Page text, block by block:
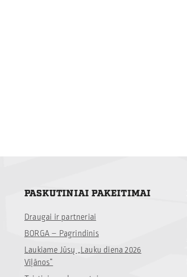
PASKUTINIAI PAKEITIMAI
Draugai ir partneriai
BORGA – Pagrindinis
Laukiame Jūsų „Lauku diena 2026
Viļānos“